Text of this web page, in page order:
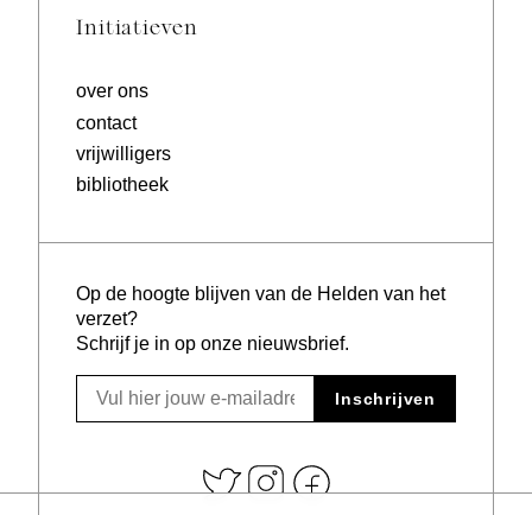
Initiatieven
over ons
contact
vrijwilligers
bibliotheek
Op de hoogte blijven van de Helden van het
verzet?
Schrijf je in op onze nieuwsbrief.
Inschrijven